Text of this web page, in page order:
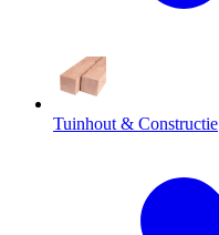
Tuinhout & Constructie